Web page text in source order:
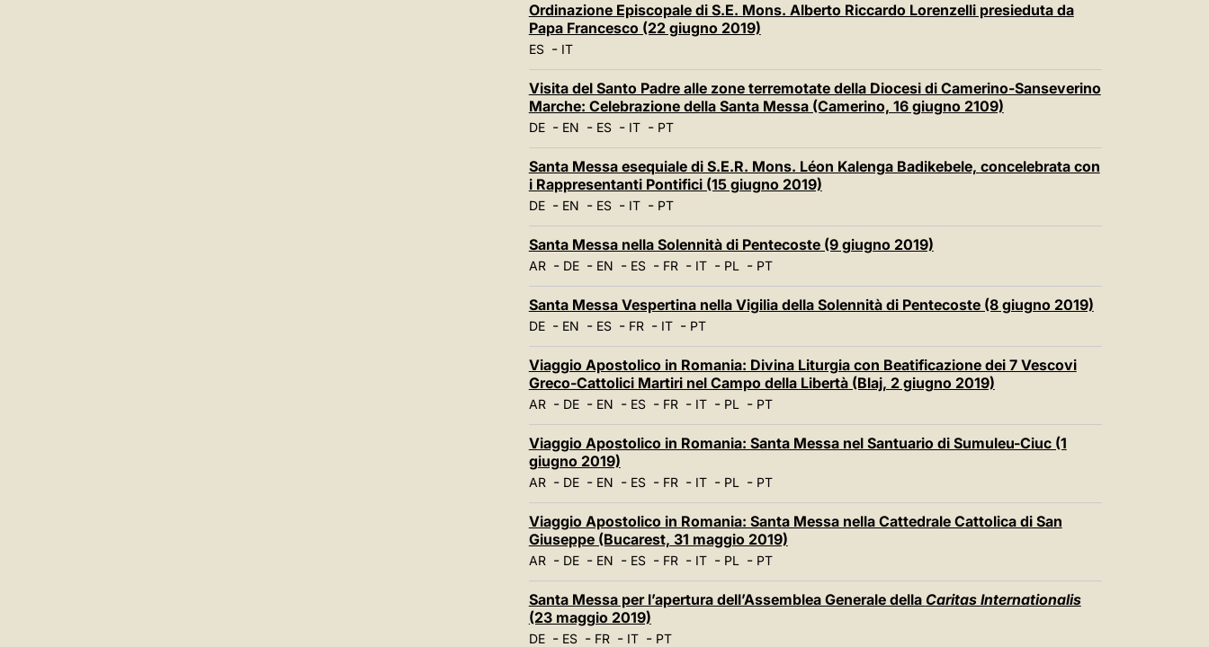
Ordinazione Episcopale di S.E. Mons. Alberto Riccardo Lorenzelli presieduta da
Papa Francesco (22 giugno 2019)
ES- IT
Visita del Santo Padre alle zone terremotate della Diocesi di Camerino-Sanseverino
Marche: Celebrazione della Santa Messa (Camerino, 16 giugno 2109)
DE- EN - ES- IT- PT
Santa Messa esequiale di S.E.R. Mons. Léon Kalenga Badikebele, concelebrata con
i Rappresentanti Pontifici (15 giugno 2019)
DE- EN - ES- IT- PT
Santa Messa nella Solennità di Pentecoste (9 giugno 2019)
AR- DE- EN - ES- FR- IT- PL- PT
Santa Messa Vespertina nella Vigilia della Solennità di Pentecoste (8 giugno 2019)
DE- EN - ES- FR- IT- PT
Viaggio Apostolico in Romania: Divina Liturgia con Beatificazione dei 7 Vescovi
Greco-Cattolici Martiri nel Campo della Libertà (Blaj, 2 giugno 2019)
AR- DE- EN - ES- FR- IT- PL- PT
Viaggio Apostolico in Romania: Santa Messa nel Santuario di Sumuleu-Ciuc (1
giugno 2019)
AR- DE- EN - ES- FR- IT- PL- PT
Viaggio Apostolico in Romania: Santa Messa nella Cattedrale Cattolica di San
Giuseppe (Bucarest, 31 maggio 2019)
AR- DE- EN - ES- FR- IT- PL- PT
Santa Messa per l’apertura dell’Assemblea Generale della Caritas Internationalis
(23 maggio 2019)
DE- ES- FR- IT- PT